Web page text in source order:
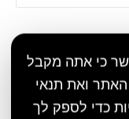
כי אתה מקבל
האתר ואת תנאי
כדי לספק לך